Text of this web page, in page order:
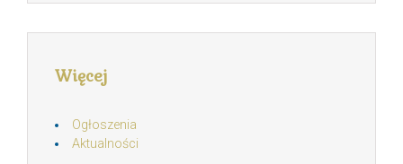
Więcej
Ogłoszenia
Aktualności